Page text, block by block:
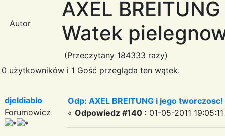
Autor
AXEL
Watek
(Przeczytany 184333 razy)
0 użytkowników i 1 Gość przegląda ten wątek.
djeldiablo
Forumowicz
Odp: AXEL BREITUNG i jego
« Odpowiedz #140 : 01-05-2011